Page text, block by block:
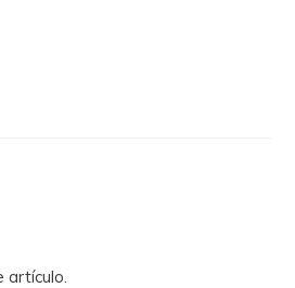
artículo.